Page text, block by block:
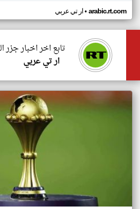
ار تي عربي• arabic.rt.com
تابع اخر اخبار جزر
ار تي عربي